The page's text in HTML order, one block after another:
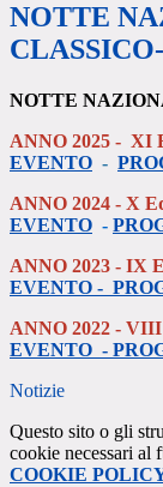
NOTTE
NOTTE
ANNO 2025 - XI
EVENTO -
ANNO 2024 - X
EVENTO -
ANNO 2023 - IX
EVENTO -
ANNO 2022 - VIII
EVENTO -
Notizie
Questo sito o gli
cookie necessari al
COOKIE